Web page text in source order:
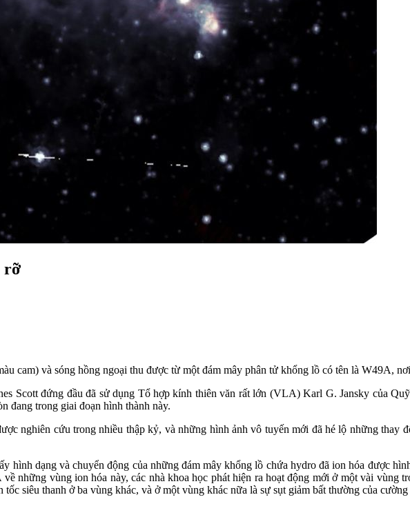
rỡ
cam) và sóng hồng ngoại thu được từ một đám mây phân tử khổng lồ có tên là W49A,
Scott đứng đầu đã sử dụng Tổ hợp kính thiên văn rất lớn (VLA) Karl G. Jansky của
đang trong giai đoạn hình thành này.
nghiên cứu trong nhiều thập kỷ, và những hình ảnh vô tuyến mới đã hé lộ những thay
dạng và chuyển động của những đám mây khổng lồ chứa hydro đã ion hóa được
những vùng ion hóa này, các nhà khoa học phát hiện ra hoạt động mới ở một vài vùng
siêu thanh ở ba vùng khác, và ở một vùng khác nữa là sự sụt giảm bất thường của